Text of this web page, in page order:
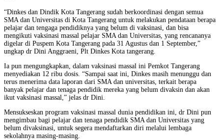
“Dinkes dan Dindik Kota Tangerang sudah berkoordinasi dengan semua
SMA dan Universitas di Kota Tangerang untuk melakukan pendataan berapa
pelajar dan tengaga pendidiknya yang belum di vaksinasi, dan bisa
mengikuti vaksinasi massal pelajar SMA dan Universitas, yang rencananya
digelar di Puspem Kota Tangerang pada 31 Agustus dan 1 September,”
ungkap dr Dini Anggraeni, Plt Dinkes Kota tangerang.
Ia pun mengungkapkan, dalam vaksinasi massal ini Pemkot Tangerang
menyediakan 12 ribu dosis. “Sampai saat ini, Dinkes masih menunggu dan
terus menerima data laporan dari SMA dan universitas, terkait berapa
banyak pelajar dan tenaga pendidik mereka yang belum divaksin dan akan
ikut vaksinasi massal,” jelas dr Dini.
Mensukseskan program vaksinasi massal dunia pendidikan ini, dr Dini pun
mengimbau bagi pelajar dan tenaga pendidik SMA dan Universitas yang
belum divaksinasi, untuk segera mendaftarkan diri melalui lembaga
sekolahnya masing-masing.